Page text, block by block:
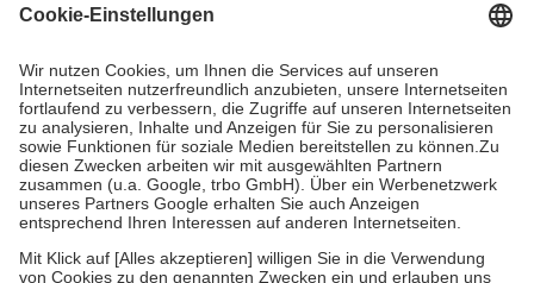
Grundsätzlich leisten Mitglieder Zuzahlungen in Höhe von zehn
höchstens zehn Euro.
Es sind jedoch nie mehr als die tatsächlichen
Kosten der Leistung zu entrichten.
Diese Regeln gelten grundsätzlich auch für Online-Apotheken.
Bei Heilmitteln und häuslicher Krankenpflege beträgt die
Zuzahlung zehn Prozent der Kosten sowie zehn Euro je
Verordnung.
Um das Engagement der Versicherten für ihre eigene Gesundheit zu
stärken und die besondere Stellung der Familie zu unterstützen,
fallenkeine Zuzahlungenan bei: